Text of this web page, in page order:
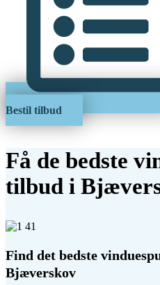
Bestil tilbud
Få de bedste
tilbud i
Find det bedste
Bjæverskov